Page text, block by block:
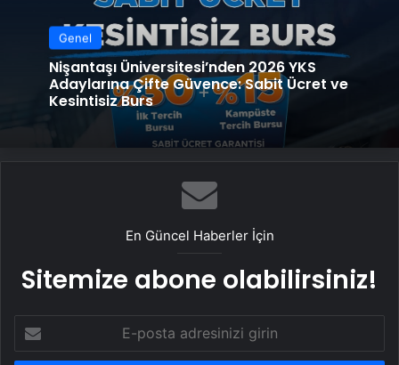
Genel
Nişantaşı Üniversitesi’nden 2026 YKS
Adaylarına Çifte Güvence: Sabit Ücret ve
Kesintisiz Burs
En Güncel Haberler İçin
Sitemize abone olabilirsiniz!
posta
adresinizi